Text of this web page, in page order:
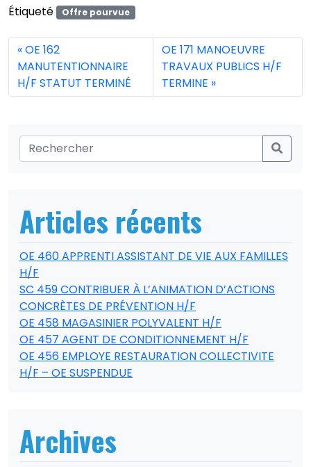
Étiqueté Offre pourvue
OE 162
MANUTENTIONNAIRE
H/F STATUT TERMINÉ
OE 171 MANOEUVRE
TRAVAUX PUBLICS H/F
TERMINE
Articles récents
OE 460 APPRENTI ASSISTANT DE VIE AUX FAMILLES
H/F
SC 459 CONTRIBUER À L’ANIMATION D’ACTIONS
CONCRÈTES DE PRÉVENTION H/F
OE 458 MAGASINIER POLYVALENT H/F
OE 457 AGENT DE CONDITIONNEMENT H/F
OE 456 EMPLOYE RESTAURATION COLLECTIVITE
H/F – OE SUSPENDUE
Archives